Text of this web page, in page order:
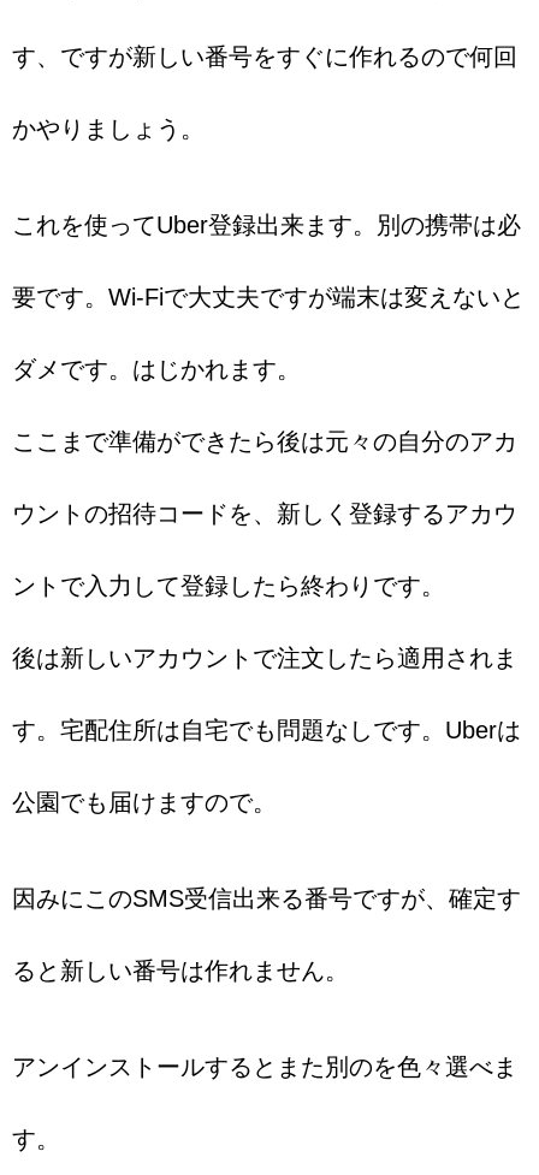
す、ですが新しい番号をすぐに作れるので何回
かやりましょう。
これを使ってUber登録出来ます。別の携帯は必
要です。Wi-Fiで大丈夫ですが端末は変えないと
ダメです。はじかれます。
ここまで準備ができたら後は元々の自分のアカ
ウントの招待コードを、新しく登録するアカウ
ントで入力して登録したら終わりです。
後は新しいアカウントで注文したら適用されま
す。宅配住所は自宅でも問題なしです。Uberは
公園でも届けますので。
因みにこのSMS受信出来る番号ですが、確定す
ると新しい番号は作れません。
アンインストールするとまた別のを色々選べま
す。